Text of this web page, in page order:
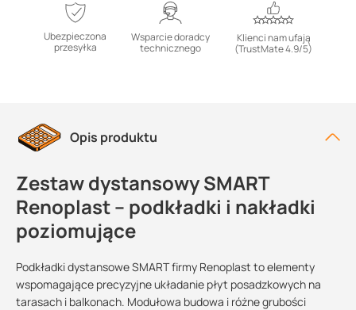
Ubezpieczona
przesyłka
Wsparcie doradcy
technicznego
Klienci nam ufają
(TrustMate 4.9/5)
Opis produktu
Zestaw dystansowy SMART
Renoplast – podkładki i nakładki
poziomujące
Podkładki dystansowe SMART firmy Renoplast to elementy
wspomagające precyzyjne układanie płyt posadzkowych na
tarasach i balkonach. Modułowa budowa i różne grubości